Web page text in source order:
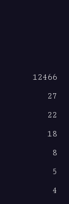
12466
27
22
18
8
5
4